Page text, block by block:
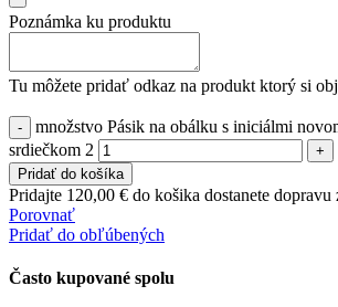
Poznámka ku produktu
Tu môžete pridať odkaz na produkt ktorý si
množstvo Pásik na obálku s iniciálmi
srdiečkom 2
Pridať do košíka
Pridajte 120,00 € do košika dostanete dopravu
Porovnať
Pridať do obľúbených
Často kupované spolu